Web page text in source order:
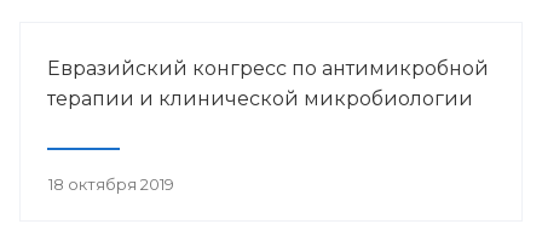
Евразийский конгресс по антимикробной
терапии и клинической микробиологии
18 октября 2019